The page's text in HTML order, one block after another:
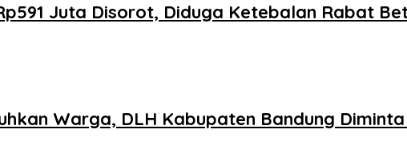
Juta Disorot, Diduga Ketebalan Rabat
Warga, DLH Kabupaten Bandung